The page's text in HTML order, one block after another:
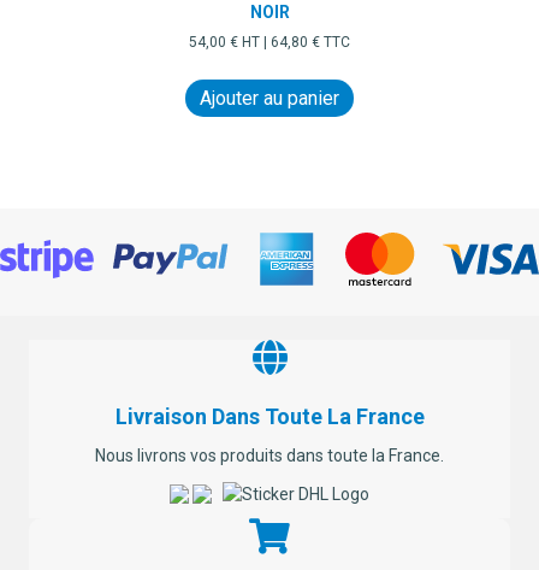
NOIR
54,00 € HT | 64,80 € TTC
Ajouter au panier
Livraison Dans Toute La France
Nous livrons vos produits dans toute la France.